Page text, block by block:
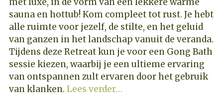
sauna en hottub! Kom compleet tot rust. Je hebt
alle ruimte voor jezelf, de stilte, en het geluid
van ganzen in het landschap vanuit de veranda.
Tijdens deze Retreat kun je voor een Gong Bath
sessie kiezen, waarbij je een ultieme ervaring
van ontspannen zult ervaren door het gebruik
van klanken. Lees verder…